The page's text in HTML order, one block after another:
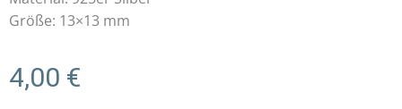
Größe: 13×13 mm
4,00 €